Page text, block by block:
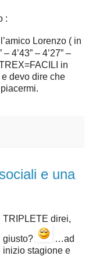
:
Lorenzo ( in
4’43” – 4’27” –
TREX=FACILI in
e devo dire che
e una
TRIPLETE direi,
giusto?
…ad
inizio stagione e